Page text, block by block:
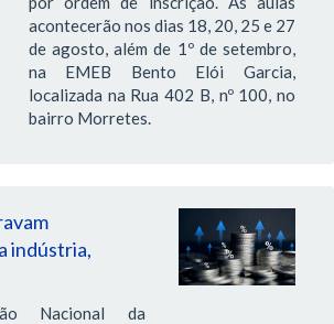
acontecerão nos dias 18, 20, 25 e 27
de agosto, além de 1º de setembro,
na EMEB Bento Elói Garcia,
localizada na Rua 402 B, nº 100, no
bairro Morretes.
indústria,
Nacional da